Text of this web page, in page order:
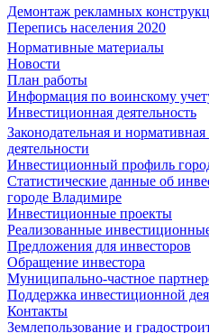
Демонтаж рекламных
Перепись населения 2020
Нормативные материалы
Новости
План работы
Информация по воинскому
Инвестиционная деятельность
Законодательная и
деятельности
Инвестиционный профиль
Статистические данные об
городе Владимире
Инвестиционные проекты
Реализованные
Предложения для инвесторов
Обращение инвестора
Муниципально-частное
Поддержка инвестиционной
Контакты
Землепользование и